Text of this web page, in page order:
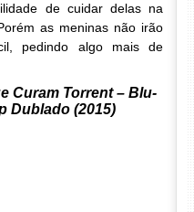
de cuidar delas na
as meninas não irão
pedindo algo mais de
Curam Torrent – Blu-
Dublado (2015)